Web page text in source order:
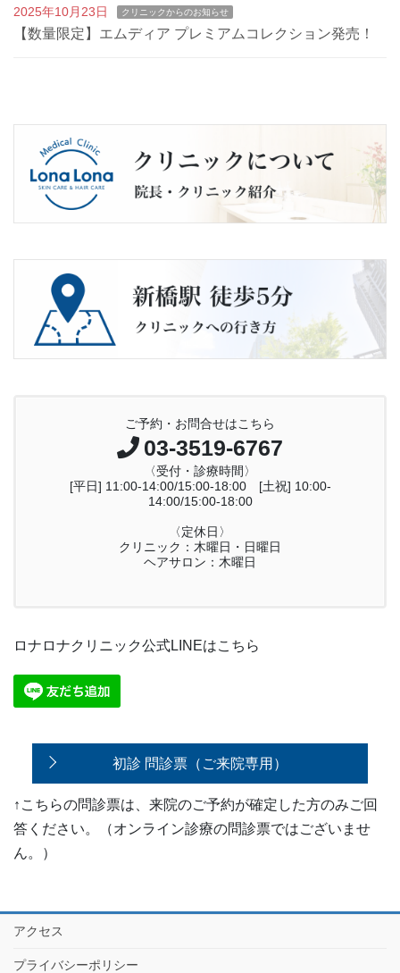
2025年10月23日 クリニックからのお知らせ
【数量限定】エムディア プレミアムコレクション発売！
ご予約・お問合せはこちら
03-3519-6767
〈受付・診療時間〉
[平日] 11:00-14:00/15:00-18:00 [土祝] 10:00-
14:00/15:00-18:00
〈定休日〉
クリニック：木曜日・日曜日
ヘアサロン：木曜日
ロナロナクリニック公式LINEはこちら
初診 問診票（ご来院専用）
↑こちらの問診票は、来院のご予約が確定した方のみご回
答ください。（オンライン診療の問診票ではございませ
ん。）
アクセス
プライバシーポリシー